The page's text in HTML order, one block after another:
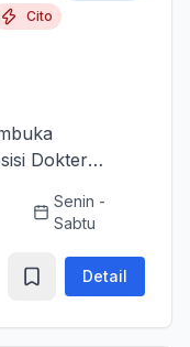
Cito
Dokter
estetika yang
Senin -
Sabtu
Detail